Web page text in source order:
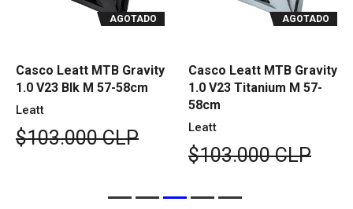
AGOTADO
Casco Leatt MTB Gravity
1.0 V23 Blk M 57-58cm
Leatt
$103.000 CLP
AGOTADO
Casco Leatt MTB Gravity
1.0 V23 Titanium M 57-
58cm
Leatt
$103.000 CLP